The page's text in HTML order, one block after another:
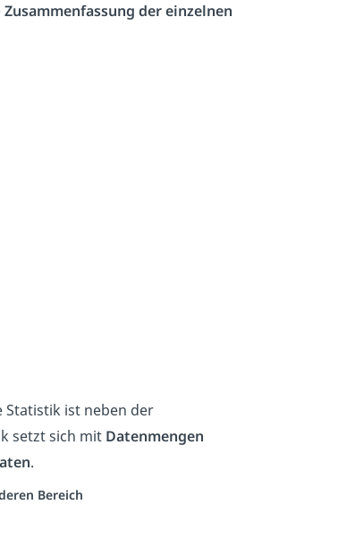
Zusammenfassung der einzelnen
ist neben der
setzt sich mit Datenmengen
.
Bereich